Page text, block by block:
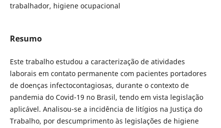
trabalhador, higiene ocupacional
Resumo
Este trabalho estudou a caracterização de atividades
laborais em contato permanente com pacientes portadores
de doenças infectocontagiosas, durante o contexto de
pandemia do Covid-19 no Brasil, tendo em vista legislação
aplicável. Analisou-se a incidência de litígios na Justiça do
Trabalho, por descumprimento às legislações de higiene